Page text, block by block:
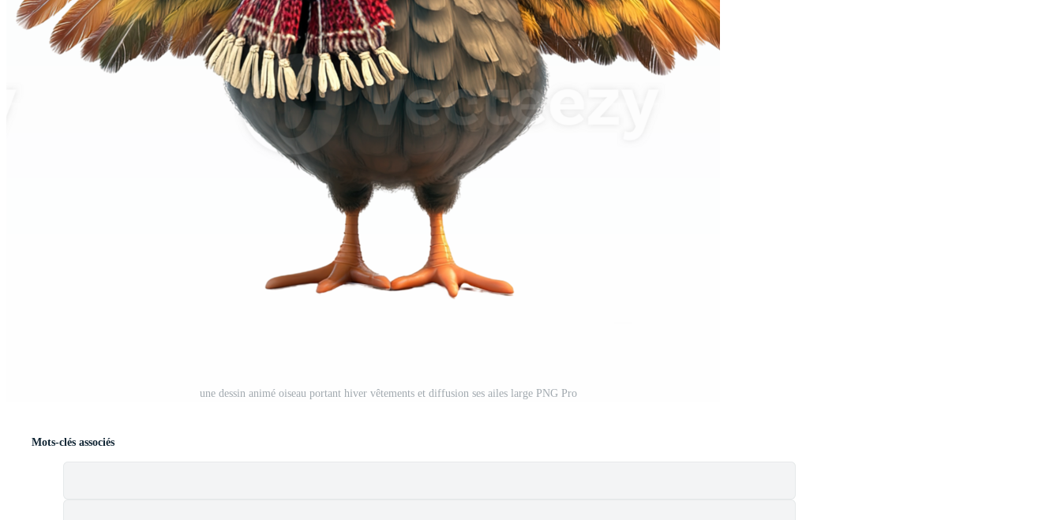
une dessin animé oiseau portant hiver vêtements et diffusion ses ailes large PNG Pro
Mots-clés associés